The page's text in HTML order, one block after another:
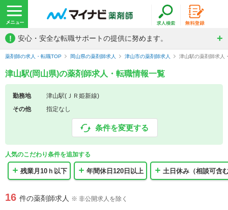
! 安心・安全な転職サポートの提供に努めます。
薬剤師の求人・転職TOP 岡山県の薬剤師求人 津山市の薬剤師求人 津山駅の薬剤師求人
津山駅(岡山県)の薬剤師求人・転職情報一覧
勤務地
津山駅(ＪＲ姫新線)
その他
指定なし
条件を変更する
人気のこだわり条件を追加する
残業月10ｈ以下 年間休日120日以上 土日休み（相談可含
16 件の薬剤師求人 ※ 非公開求人を除く